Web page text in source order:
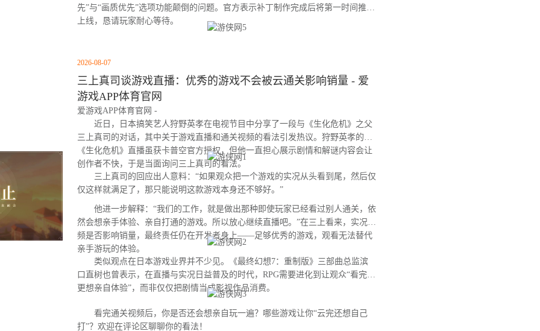
先”与“画质优先”选项功能颠倒的问题。官方表示补丁制作完成后将第一时间推送
上线，恳请玩家耐心等待。
2026-08-07
三上真司谈游戏直播：优秀的游戏不会被云通关影响销量 - 爱
游戏APP体育官网
爱游戏APP体育官网 -
近日，日本搞笑艺人狩野英孝在电视节目中分享了一段与《生化危机》之父
三上真司的对话，其中关于游戏直播和通关视频的看法引发热议。狩野英孝的
《生化危机》直播虽获卡普空官方授权，但他一直担心展示剧情和解谜内容会让
创作者不快，于是当面询问三上真司的看法。
三上真司的回应出人意料：“如果观众把一个游戏的实况从头看到尾，然后仅
仅这样就满足了，那只能说明这款游戏本身还不够好。”
他进一步解释：“我们的工作，就是做出那种即使玩家已经看过别人通关，依
然会想亲手体验、亲自打通的游戏。所以放心继续直播吧。”在三上看来，实况视
频是否影响销量，最终责任仍在开发者身上——足够优秀的游戏，观看无法替代
亲手游玩的体验。
类似观点在日本游戏业界并不少见。《最终幻想7：重制版》三部曲总监滨
口直树也曾表示，在直播与实况日益普及的时代，RPG需要进化到让观众“看完后
更想亲自体验”，而非仅仅把剧情当成影视作品消费。
看完通关视频后，你是否还会想亲自玩一遍？哪些游戏让你“云完还想自己
打”？欢迎在评论区聊聊你的看法！